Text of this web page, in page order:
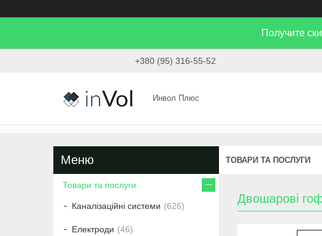
Получите
+380 (95) 316-55-52
Инвол Плюс
ТОВАРИ ТА ПОСЛУГИ
Двошарові
Товари та послуги
Каналізаційні системи 626
Електроди 46